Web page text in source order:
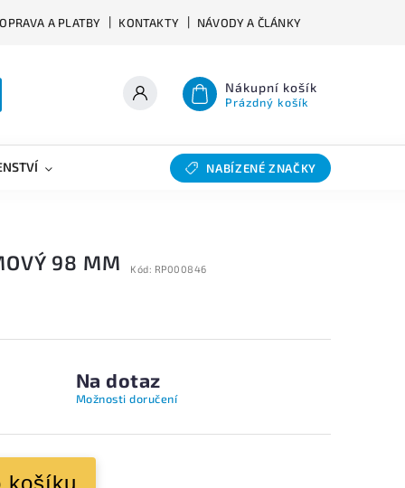
A PLATBY KONTAKTY NÁVODY A ČLÁNKY
Nákupní košík
Prázdný košík
SLEVY BAZAR
NABÍZENÉ ZNAČKY
98 MM Kód: RP000846
Na dotaz
Možnosti doručení
košíku